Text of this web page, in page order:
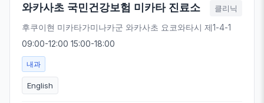
와카사초 국민건강보험 미카타 진료소 클리닉
후쿠이현 미카타가미나카군 와카사초 요코와타시 제1-4-1
09:00-12:00 15:00-18:00
내과
English